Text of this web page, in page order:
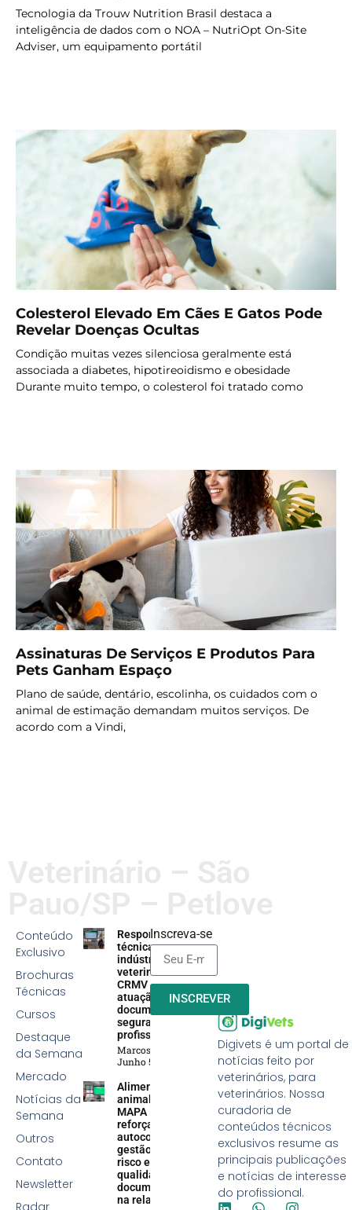
Tecnologia da Trouw Nutrition Brasil destaca a
inteligência de dados com o NOA – NutriOpt On-Site
Adviser, um equipamento portátil
Colesterol Elevado Em Cães E Gatos Pode
Revelar Doenças Ocultas
Condição muitas vezes silenciosa geralmente está
associada a diabetes, hipotireoidismo e obesidade
Durante muito tempo, o colesterol foi tratado como
Assinaturas De Serviços E Produtos Para
Pets Ganham Espaço
Plano de saúde, dentário, escolinha, os cuidados com o
animal de estimação demandam muitos serviços. De
acordo com a Vindi,
Digivets é um portal de
notícias feito por
veterinários, para
veterinários. Nossa
curadoria de
conteúdos técnicos
exclusivos resume as
principais publicações
e notícias de interesse
do profissional.
Conteúdo
Exclusivo
Brochuras
Técnicas
Cursos
Destaque
da Semana
Mercado
Notícias da
Semana
Outros
Contato
Newsletter
Radar
Responsabilidade
técnica na
indústria
veterinária:
CRMV reforça
atuação efetiva,
documentação e
segurança
profissional
Marcos Soares
Junho 5, 2026
Alimentação
animal:
MAPA
reforça
autocontrole,
gestão de
risco e
qualidade
documental
na relação
Inscreva-se
INSCREVER